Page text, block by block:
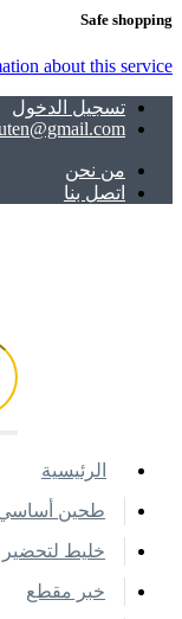
Safe shopping
about this service
تسجيل الدخول
ﻣﻦ ﻧﺤﻦ
اتصل بنا
اﻟﺮﺋﻴﺴﻴﺔ
طحين أساسي
خليط
خبر مقطع